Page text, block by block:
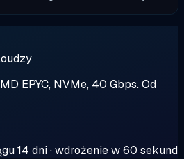
EPYC, NVMe, 40 Gbps. Od
14 dni · wdrożenie w 60 sekund